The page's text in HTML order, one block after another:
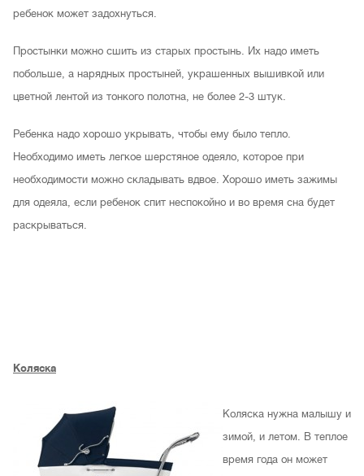
ребенок может задохнуться.
Простынки можно сшить из старых простынь. Их надо иметь
побольше, а нарядных простыней, украшенных вышивкой или
цветной лентой из тонкого полотна, не более 2-3 штук.
Ребенка надо хорошо укрывать, чтобы ему было тепло.
Необходимо иметь легкое шерстяное одеяло, которое при
необходимости можно складывать вдвое. Хорошо иметь зажимы
для одеяла, если ребенок спит неспокойно и во время сна будет
раскрываться.
Коляска
Коляска нужна малышу и
зимой, и летом. В теплое
время года он может